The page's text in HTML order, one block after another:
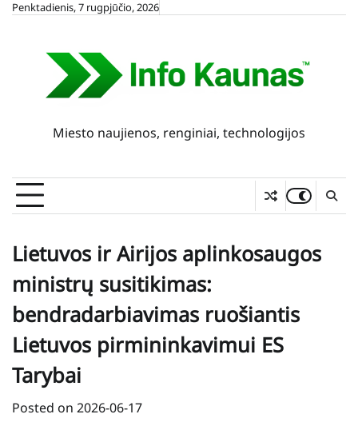
SkipPenktadienis, 7 rugpjūčio, 2026
Miesto naujienos, renginiai, technologijos
Lietuvos ir Airijos aplinkosaugos
ministrų susitikimas:
bendradarbiavimas ruošiantis
Lietuvos pirmininkavimui ES
Tarybai
Posted on 2026-06-17